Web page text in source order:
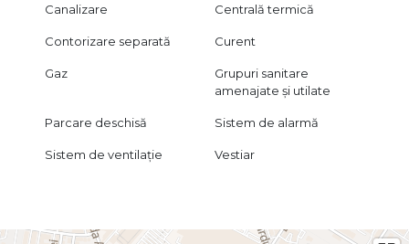
Canalizare Centrală termică
Contorizare separată Curent
Gaz
Grupuri sanitare
amenajate și utilate
Parcare deschisă Sistem de alarmă
Sistem de ventilație Vestiar